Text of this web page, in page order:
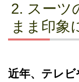
スーツ
まま印象
近年、テレ